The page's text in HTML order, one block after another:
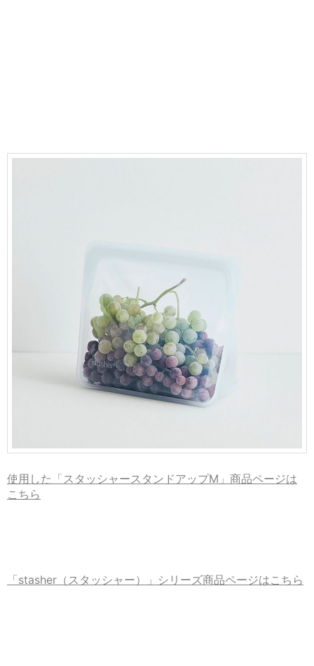
使用した「スタッシャースタンドアップМ」商品ページは
こちら
「stasher（スタッシャー）」シリーズ商品ページはこちら